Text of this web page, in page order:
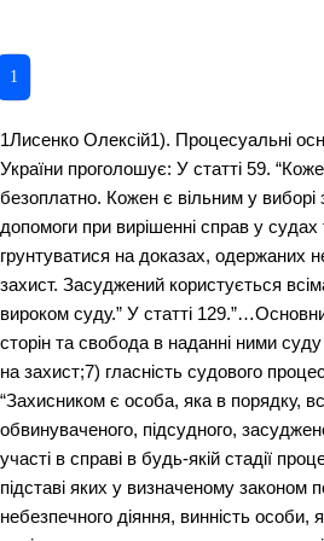
1
1Лисенко Олексій1). Процесуальні основи та методика участі захисника у дослідженні доказів в процесі судового розгляду.Конституція України проголошує: У статті 59. “Кожен має право на правову допомогу. У випадках, передбачених законом, ця допомога надається безоплатно. Кожен є вільним у виборі захисника своїх прав. Для забезпечення права на захист від обвинувачення та надання правової допомоги при вирішенні справ у судах та інших державнихорганах в Україні діє адвокатура”. У статті 62 “…Обвинувачення не може грунтуватися на доказах, одержаних незаконним шляхом…”. У статті 63.”…Підозрюваний, обвинувачений чи підсудний має право на захист. Засуджений користується всіма правами людини і громадянина, за винятком обмежень, які визначені законом і встановлені вироком суду.” У статті 129.”…Основними засадами судочинства є: 1) законність;…3) забезпечення доведеності вини;4) змагальність сторін та свобода в наданні ними суду своїх доказів і у доведенні перед судом їх переконливості;…6) забезпечення обвинуваченому права на захист;7) гласність судового процесу та його повне фіксування технічними засобами;…”Далі, стаття 44 КпКУ встановлює що: “Захисником є особа, яка в порядку, встановленому законом, уповноважена здійснювати захист прав і законних інтересів підозрюваного, обвинуваченого, підсудного, засудженого,виправданого та надання їм необхідної юридичної допомоги…”, “Захисник допускається до участі в справі в будь-якій стадії процесу.”Що ж до доказів - згідно статті 65 КпКУ: ”Доказами в кримінальній справі є всякі фактичні дані, на підставі яких у визначеному законом порядку орган дізнання, слідчий і суд встановлюють наявність або відсутність суспільно небезпечного діяння, винність особи, яка вчинила це діяння, та інші обставини, що мають значення для правильного вирішення справи. Ці дані встановлюються: показаннями свідка, показаннями потерпілого, показаннями підозрюваного, показаннями обвинуваченого, висновком експерта, речовими доказами, протоколами слідчих і судових дій, протоколами з відповідними додатками, складеними уповноваженими органами за результатами оперативно-розшукових заходів, та іншими документами.”У статті 48 КпКУ зазначено що: “Захисник зобов'язаний використовувати передбачені в цьому Кодексі та в інших законодавчих актах засоби захисту з метою з'ясування обставин, які спростовують підозру чи обвинувачення, пом'якшують чи виключають кримінальну відповідальність підозрюваного, обвинуваченого, підсудного, засудженого та надавати їм необхідну юридичну допомогу. З моменту допуску до участі у справі захисник має право:…3) ознайомлюватися…, після закінчення досудового слідства з усіма матеріалами справи; 4) бути присутнім на допитах підозрюваного, обвинуваченого та при виконанні